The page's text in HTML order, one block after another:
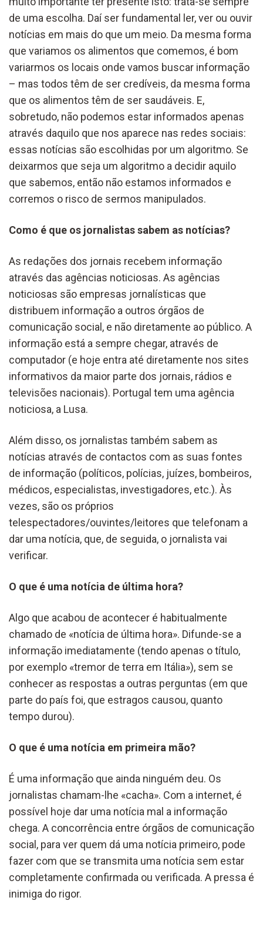
de uma escolha. Daí ser fundamental ler, ver ou ouvir
notícias em mais do que um meio. Da mesma forma
que variamos os alimentos que comemos, é bom
variarmos os locais onde vamos buscar informação
– mas todos têm de ser credíveis, da mesma forma
que os alimentos têm de ser saudáveis. E,
sobretudo, não podemos estar informados apenas
através daquilo que nos aparece nas redes sociais:
essas notícias são escolhidas por um algoritmo. Se
deixarmos que seja um algoritmo a decidir aquilo
que sabemos, então não estamos informados e
corremos o risco de sermos manipulados.
Como é que os jornalistas sabem as notícias?
As redações dos jornais recebem informação
através das agências noticiosas. As agências
noticiosas são empresas jornalísticas que
distribuem informação a outros órgãos de
comunicação social, e não diretamente ao público. A
informação está a sempre chegar, através de
computador (e hoje entra até diretamente nos sites
informativos da maior parte dos jornais, rádios e
televisões nacionais). Portugal tem uma agência
noticiosa, a Lusa.
Além disso, os jornalistas também sabem as
notícias através de contactos com as suas fontes
de informação (políticos, polícias, juízes, bombeiros,
médicos, especialistas, investigadores, etc.). Às
vezes, são os próprios
telespectadores/ouvintes/leitores que telefonam a
dar uma notícia, que, de seguida, o jornalista vai
verificar.
O que é uma notícia de última hora?
Algo que acabou de acontecer é habitualmente
chamado de «notícia de última hora». Difunde-se a
informação imediatamente (tendo apenas o título,
por exemplo «tremor de terra em Itália»), sem se
conhecer as respostas a outras perguntas (em que
parte do país foi, que estragos causou, quanto
tempo durou).
O que é uma notícia em primeira mão?
É uma informação que ainda ninguém deu. Os
jornalistas chamam-lhe «cacha». Com a internet, é
possível hoje dar uma notícia mal a informação
chega. A concorrência entre órgãos de comunicação
social, para ver quem dá uma notícia primeiro, pode
fazer com que se transmita uma notícia sem estar
completamente confirmada ou verificada. A pressa é
inimiga do rigor.